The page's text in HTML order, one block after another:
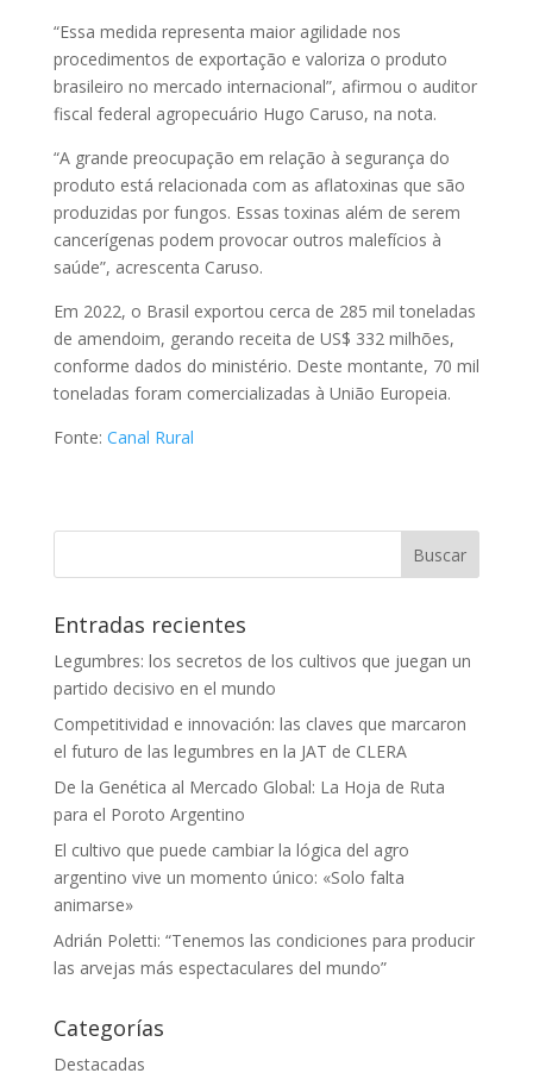
“Essa medida representa maior agilidade nos
procedimentos de exportação e valoriza o produto
brasileiro no mercado internacional”, afirmou o auditor
fiscal federal agropecuário Hugo Caruso, na nota.
“A grande preocupação em relação à segurança do
produto está relacionada com as aflatoxinas que são
produzidas por fungos. Essas toxinas além de serem
cancerígenas podem provocar outros malefícios à
saúde”, acrescenta Caruso.
Em 2022, o Brasil exportou cerca de 285 mil toneladas
de amendoim, gerando receita de US$ 332 milhões,
conforme dados do ministério. Deste montante, 70 mil
toneladas foram comercializadas à União Europeia.
Fonte: Canal Rural
Entradas recientes
Legumbres: los secretos de los cultivos que juegan un
partido decisivo en el mundo
Competitividad e innovación: las claves que marcaron
el futuro de las legumbres en la JAT de CLERA
De la Genética al Mercado Global: La Hoja de Ruta
para el Poroto Argentino
El cultivo que puede cambiar la lógica del agro
argentino vive un momento único: «Solo falta
animarse»
Adrián Poletti: “Tenemos las condiciones para producir
las arvejas más espectaculares del mundo”
Categorías
Destacadas